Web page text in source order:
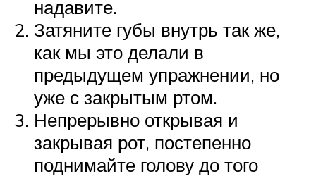
надавите.
Затяните губы внутрь так же,
как мы это делали в
предыдущем упражнении, но
уже с закрытым ртом.
Непрерывно открывая и
закрывая рот, постепенно
поднимайте голову до того